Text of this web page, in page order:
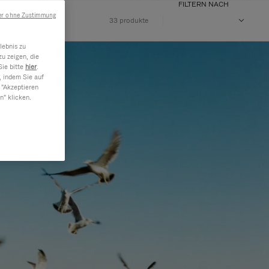
33 produkte
FILTERN NACH
zu
zeigen, die
bitte hier.
indem Sie auf
klicken.
ohne Zustimmung